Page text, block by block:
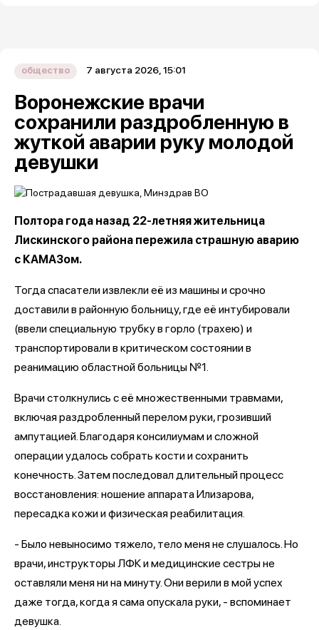
общество 7 августа 2026, 15:01
Воронежские врачи
сохранили раздробленную в
жуткой аварии руку молодой
девушки
Полтора года назад 22-летняя жительница
Лискинского района пережила страшную аварию
с КАМАЗом.
Тогда спасатели извлекли её из машины и срочно
доставили в районную больницу, где её интубировали
(ввели специальную трубку в горло (трахею) и
транспортировали в критическом состоянии в
реанимацию областной больницы №1.
Врачи столкнулись с её множественными травмами,
включая раздробленный перелом руки, грозивший
ампутацией. Благодаря консилиумам и сложной
операции удалось собрать кости и сохранить
конечность. Затем последовал длительный процесс
восстановления: ношение аппарата Илизарова,
пересадка кожи и физическая реабилитация.
- Было невыносимо тяжело, тело меня не слушалось. Но
врачи, инструкторы ЛФК и медицинские сестры не
оставляли меня ни на минуту. Они верили в мой успех
даже тогда, когда я сама опускала руки, - вспоминает
девушка.